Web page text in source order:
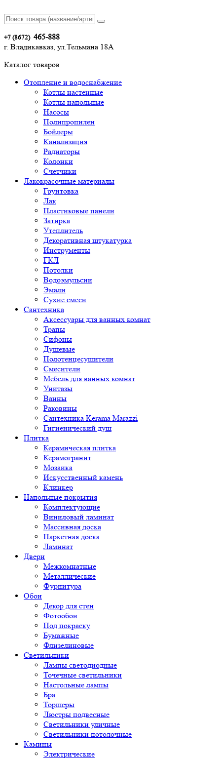
+7 (8672) 465-888
г. Владикавказ, ул.Тельмана 18А
Каталог товаров
Отопление и водоснабжение
Котлы настенные
Котлы напольные
Насосы
Полипропилен
Бойлеры
Канализация
Радиаторы
Колонки
Счетчики
Лакокрасочные материалы
Грунтовка
Лак
Пластиковые панели
Затирка
Утеплитель
Декоративная штукатурка
Инструменты
ГКЛ
Потолки
Водоэмульсии
Эмали
Сухие смеси
Сантехника
Аксессуары для ванных комнат
Трапы
Сифоны
Душевые
Полотенцесушители
Смесители
Мебель для ванных комнат
Унитазы
Ванны
Раковины
Сантехника Kerama Marazzi
Гигиенический душ
Плитка
Керамическая плитка
Керамогранит
Мозаика
Искусственный камень
Клинкер
Напольные покрытия
Комплектующие
Виниловый ламинат
Массивная доска
Паркетная доска
Ламинат
Двери
Межкомнатные
Металлические
Фурнитура
Обои
Декор для стен
Фотообои
Под покраску
Бумажные
Флизелиновые
Светильники
Лампы светодиодные
Точечные светильники
Настольные лампы
Бра
Торшеры
Люстры подвесные
Светильники уличные
Светильники потолочные
Камины
Электрические